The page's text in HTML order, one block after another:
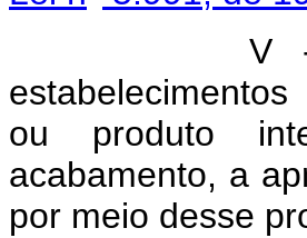
V -
ou produto
acabamento, a
por meio desse